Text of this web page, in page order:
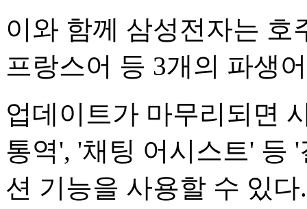
이와 함께 삼성전자는 호
프랑스어 등 3개의 파생
업데이트가 마무리되면
통역', '채팅 어시스트' 등
션 기능을 사용할 수 있